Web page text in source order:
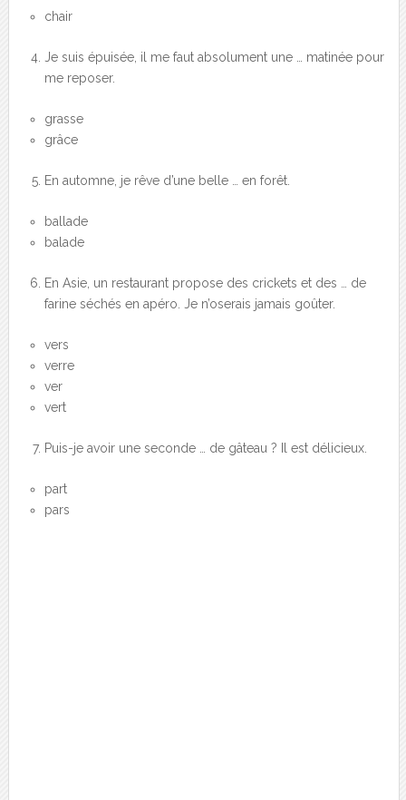
chair
Je suis épuisée, il me faut absolument une … matinée pour
me reposer.
grasse
grâce
En automne, je rêve d’une belle … en forêt.
ballade
balade
En Asie, un restaurant propose des crickets et des … de
farine séchés en apéro. Je n’oserais jamais goûter.
vers
verre
ver
vert
Puis-je avoir une seconde … de gâteau ? Il est délicieux.
part
pars